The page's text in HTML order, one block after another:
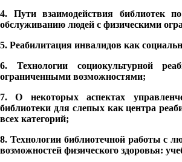
4. Пути взаимодействия библиотек
обслуживанию людей с физическими
5. Реабилитация инвалидов как
6. Технологии социокультурной
ограниченными возможностями;
7. О некоторых аспектах
библиотеки для слепых как центра
всех категорий;
8. Технологии библиотечной работы с
возможностей физического здоровья: